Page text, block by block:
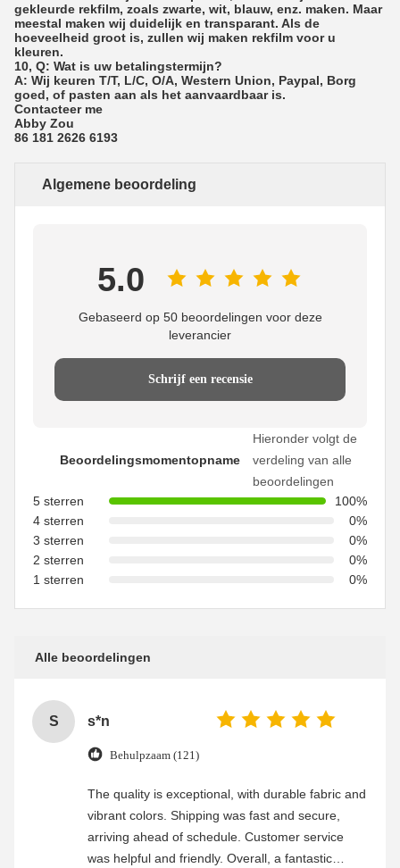
gekleurde rekfilm, zoals zwarte, wit, blauw, enz. maken. Maar
meestal maken wij duidelijk en transparant. Als de
hoeveelheid groot is, zullen wij maken rekfilm voor u
kleuren.
10, Q: Wat is uw betalingstermijn?
A: Wij keuren T/T, L/C, O/A, Western Union, Paypal, Borg
goed, of pasten aan als het aanvaardbaar is.
Contacteer me
Abby Zou
86 181 2626 6193
Algemene beoordeling
5.0
Gebaseerd op 50 beoordelingen voor deze
leverancier
Schrijf een recensie
Beoordelingsmomentopname
Hieronder volgt de
verdeling van alle
beoordelingen
5 sterren
100%
4 sterren
0%
3 sterren
0%
2 sterren
0%
1 sterren
0%
Alle beoordelingen
S s*n
Behulpzaam (121)
The quality is exceptional, with durable fabric and
vibrant colors. Shipping was fast and secure,
arriving ahead of schedule. Customer service
was helpful and friendly. Overall, a fantastic